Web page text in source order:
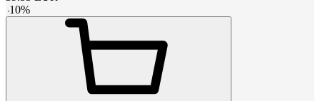
-10%